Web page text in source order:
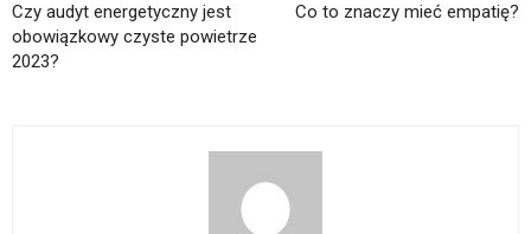
Czy audyt energetyczny jest
obowiązkowy czyste powietrze
2023?
Co to znaczy mieć empatię?